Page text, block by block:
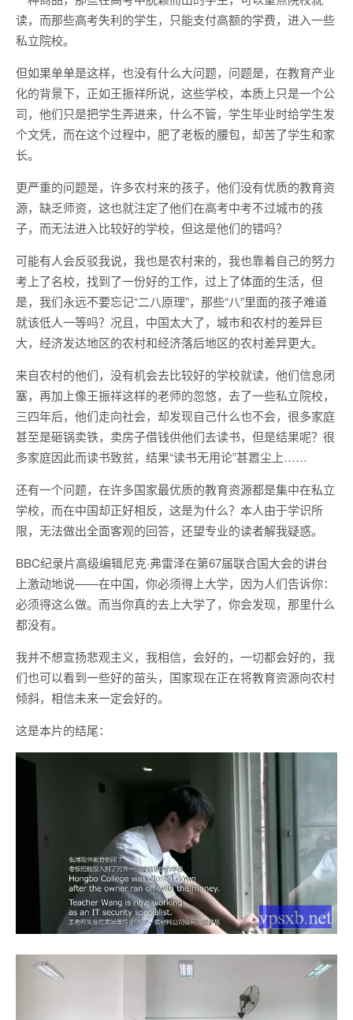
读，而那些高考失利的学生，只能支付高额的学费，进入一些
私立院校。
但如果单单是这样，也没有什么大问题，问题是，在教育产业
化的背景下，正如王振祥所说，这些学校，本质上只是一个公
司，他们只是把学生弄进来，什么不管，学生毕业时给学生发
个文凭，而在这个过程中，肥了老板的腰包，却苦了学生和家
长。
更严重的问题是，许多农村来的孩子，他们没有优质的教育资
源，缺乏师资，这也就注定了他们在高考中考不过城市的孩
子，而无法进入比较好的学校，但这是他们的错吗？
可能有人会反驳我说，我也是农村来的，我也靠着自己的努力
考上了名校，找到了一份好的工作，过上了体面的生活，但
是，我们永远不要忘记“二八原理”，那些“八”里面的孩子难道
就该低人一等吗？况且，中国太大了，城市和农村的差异巨
大，经济发达地区的农村和经济落后地区的农村差异更大。
来自农村的他们，没有机会去比较好的学校就读，他们信息闭
塞，再加上像王振祥这样的老师的忽悠，去了一些私立院校，
三四年后，他们走向社会，却发现自己什么也不会，很多家庭
甚至是砸锅卖铁，卖房子借钱供他们去读书，但是结果呢？很
多家庭因此而读书致贫，结果“读书无用论”甚嚣尘上……
还有一个问题，在许多国家最优质的教育资源都是集中在私立
学校，而在中国却正好相反，这是为什么？本人由于学识所
限，无法做出全面客观的回答，还望专业的读者解我疑惑。
BBC纪录片高级编辑尼克·弗雷泽在第67届联合国大会的讲台
上激动地说——在中国，你必须得上大学，因为人们告诉你：
必须得这么做。而当你真的去上大学了，你会发现，那里什么
都没有。
我并不想宣扬悲观主义，我相信，会好的，一切都会好的，我
们也可以看到一些好的苗头，国家现在正在将教育资源向农村
倾斜，相信未来一定会好的。
这是本片的结尾：